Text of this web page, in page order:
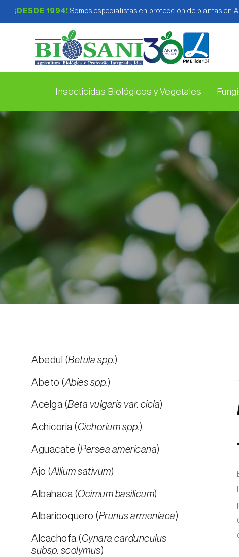
¡DESDE 1994! Somos especialistas en protección de plantas
Insecticidas Biológicos y Vegetales
Abedul (Betula spp.)
Abeto (Abies spp.)
Acelga (Beta vulgaris var. cicla)
Achicoria (Cichorium spp.)
Aguacate (Persea americana)
Ajo (Allium sativum)
Albahaca (Ocimum basilicum)
Albaricoquero (Prunus armeniaca)
Alcachofa (Cynara cardunculus
subsp. scolymus)